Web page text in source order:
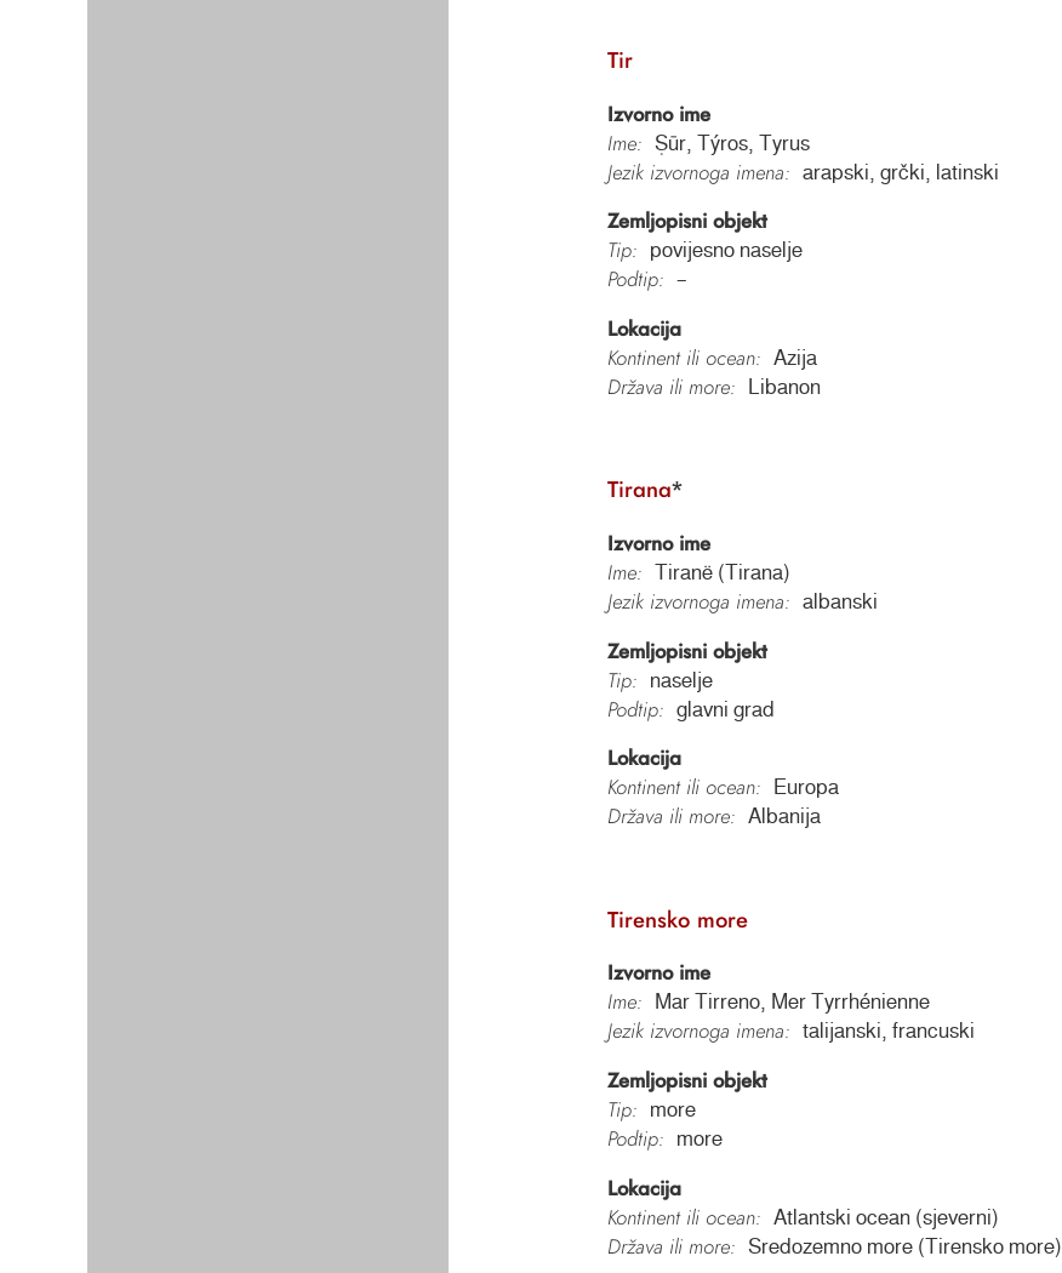
Tir
Izvorno ime
Ime:
Ṣūr, Týros, Tyrus
Jezik izvornoga imena: arapski, grčki, latinski
Zemljopisni objekt
Tip:
povijesno naselje
Podtip: –
Lokacija
Kontinent ili ocean:
Azija
Država ili more: Libanon
Tirana*
Izvorno ime
Ime:
Tiranë (Tirana)
Jezik izvornoga imena: albanski
Zemljopisni objekt
Tip:
naselje
Podtip: glavni grad
Lokacija
Kontinent ili ocean:
Europa
Država ili more: Albanija
Tirensko more
Izvorno ime
Ime:
Mar Tirreno, Mer Tyrrhénienne
Jezik izvornoga imena: talijanski, francuski
Zemljopisni objekt
Tip:
more
Podtip: more
Lokacija
Kontinent ili ocean:
Atlantski ocean (sjeverni)
Država ili more: Sredozemno more (Tirensko more)